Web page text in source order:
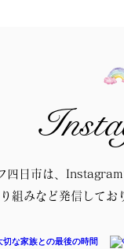
四日市は、
組みなど発信してお